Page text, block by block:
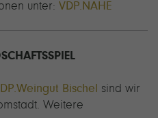
unter: VDP.NAHE
Bischel sind wir
Weitere